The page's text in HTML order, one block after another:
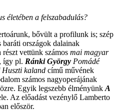
életében a felszabadulás?
bővült a profilunk is; szép
országok dalainak
részt vettünk számos mai magyar
így pl. Ránki György Pomádé
Huszti kaland című művének
számos nagyoperájának
Egyik legszebb élményünk A
Az előadást vezénylő Lamberto
először.